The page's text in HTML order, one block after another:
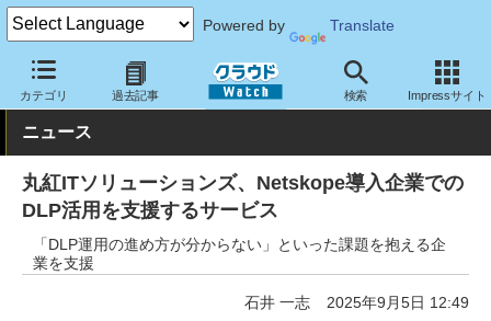
Powered by Translate
カテゴリ 過去記事 検索 Impressサイト
クラウド Watch セキュリティ セキュリティサービス
ニュース
丸紅ITソリューションズ、Netskope導入企業での
DLP活用を支援するサービス
「DLP運用の進め方が分からない」といった課題を抱える企
業を支援
石井 一志 2025年9月5日 12:49